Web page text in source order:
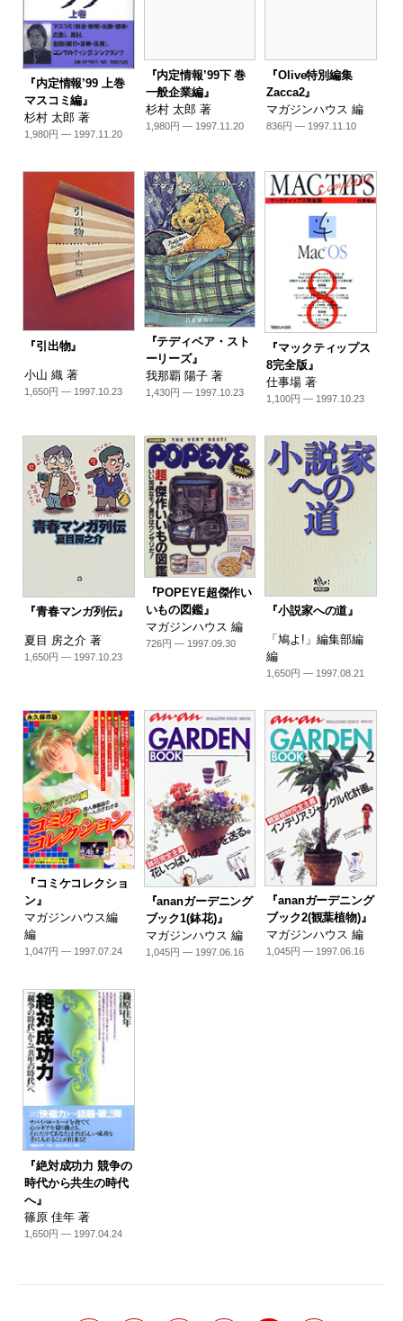
『内定情報’99 上巻
マスコミ編』
杉村 太郎 著
1,980円 — 1997.11.20
『内定情報’99下 巻
一般企業編』
杉村 太郎 著
1,980円 — 1997.11.20
『Olive特別編集
Zacca2』
マガジンハウス 編
836円 — 1997.11.10
『引出物』
小山 織 著
1,650円 — 1997.10.23
『テディベア・スト
ーリーズ』
我那覇 陽子 著
1,430円 — 1997.10.23
『マックティップス
8完全版』
仕事場 著
1,100円 — 1997.10.23
『青春マンガ列伝』
夏目 房之介 著
1,650円 — 1997.10.23
『POPEYE超傑作い
いもの図鑑』
マガジンハウス 編
726円 — 1997.09.30
『小説家への道』
「鳩よ!」編集部編
編
1,650円 — 1997.08.21
『コミケコレクショ
ン』
マガジンハウス編
編
1,047円 — 1997.07.24
『ananガーデニング
ブック1(鉢花)』
マガジンハウス 編
1,045円 — 1997.06.16
『ananガーデニング
ブック2(観葉植物)』
マガジンハウス 編
1,045円 — 1997.06.16
『絶対成功力 競争の
時代から共生の時代
へ』
篠原 佳年 著
1,650円 — 1997.04.24